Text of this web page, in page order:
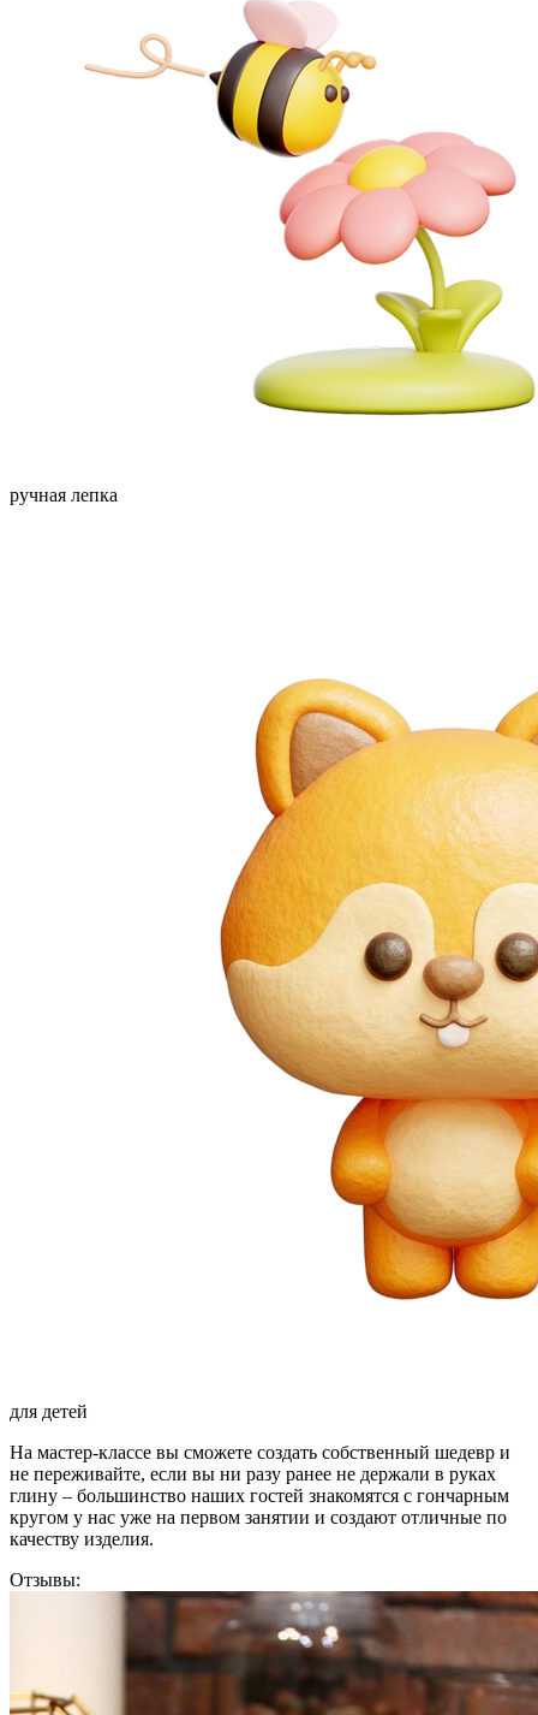
ручная лепка
для детей
На мастер-классе вы сможете создать собственный шедевр и
не переживайте, если вы ни разу ранее не держали в руках
глину – большинство наших гостей знакомятся с гончарным
кругом у нас уже на первом занятии и создают отличные по
качеству изделия.
Отзывы: